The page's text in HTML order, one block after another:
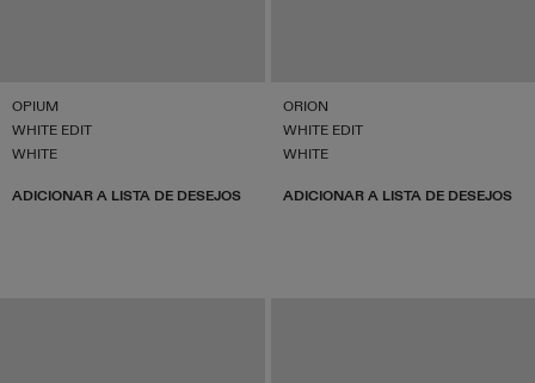
OPIUM
WHITE EDIT
WHITE
ADICIONAR A LISTA DE DESEJOS
ORION
WHITE EDIT
WHITE
ADICIONAR A LISTA DE DESEJOS